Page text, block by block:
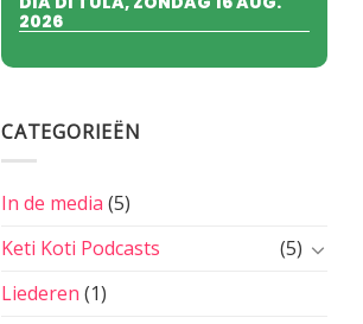
2026
CATEGORIEËN
In de media (5)
Keti Koti Podcasts
(5)
Liederen (1)